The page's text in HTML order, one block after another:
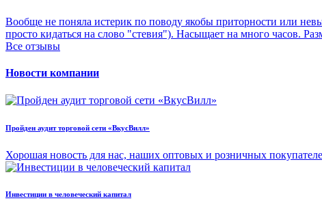
Вообще не поняла истерик по поводу якобы приторности или
просто кидаться на слово "стевия"). Насыщает на много часов.
Все отзывы
Новости компании
Пройден аудит торговой сети «ВкусВилл»
Хорошая новость для нас, наших оптовых и розничных
Инвестиции в человеческий капитал